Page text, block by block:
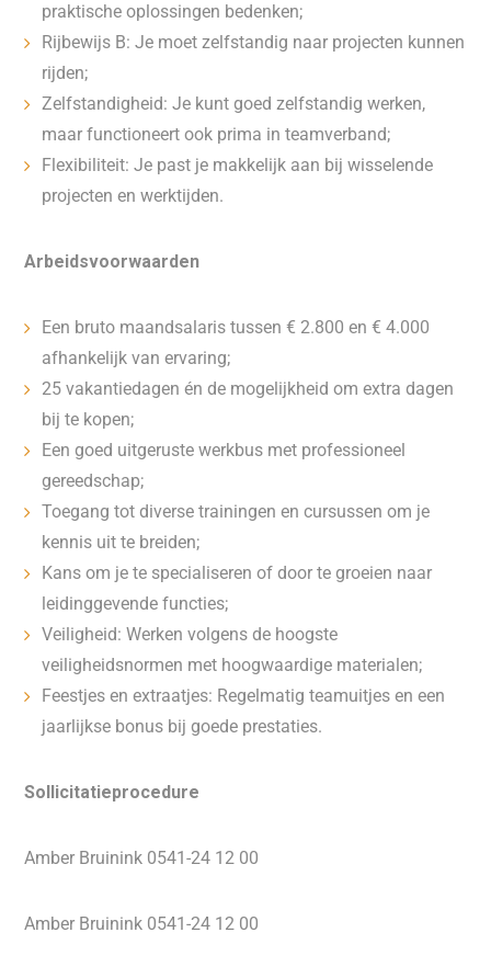
praktische oplossingen bedenken;
Rijbewijs B: Je moet zelfstandig naar projecten kunnen
rijden;
Zelfstandigheid: Je kunt goed zelfstandig werken,
maar functioneert ook prima in teamverband;
Flexibiliteit: Je past je makkelijk aan bij wisselende
projecten en werktijden.
Arbeidsvoorwaarden
Een bruto maandsalaris tussen € 2.800 en € 4.000
afhankelijk van ervaring;
25 vakantiedagen én de mogelijkheid om extra dagen
bij te kopen;
Een goed uitgeruste werkbus met professioneel
gereedschap;
Toegang tot diverse trainingen en cursussen om je
kennis uit te breiden;
Kans om je te specialiseren of door te groeien naar
leidinggevende functies;
Veiligheid: Werken volgens de hoogste
veiligheidsnormen met hoogwaardige materialen;
Feestjes en extraatjes: Regelmatig teamuitjes en een
jaarlijkse bonus bij goede prestaties.
Sollicitatieprocedure
Amber Bruinink 0541-24 12 00
Amber Bruinink 0541-24 12 00